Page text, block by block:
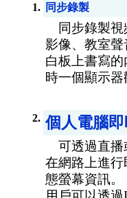
1. 同步錄製
同步錄製視
影像、教室
白板上書寫
時一個顯示
2. 個人電腦
可透過直播
在網路上進
態螢幕資訊。